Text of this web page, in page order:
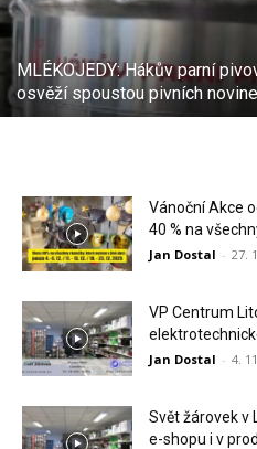
MLÉKOJEDY: Hákův parní
osvěží spoustou pivních
Vánoční Akce
40 % na
Jan Dostal - 27.
VP Centrum
Jan Dostal - 4.
Svět žárovek v
e-shopu i v